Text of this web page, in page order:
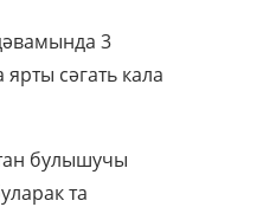
аппетитны
һәм тын
орлыгын